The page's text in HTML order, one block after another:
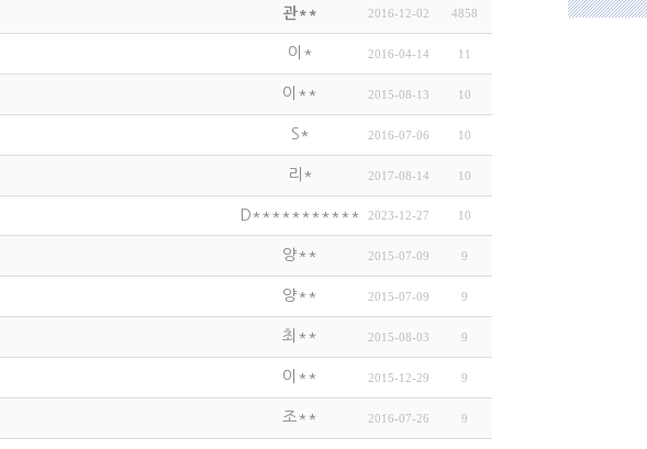
관** 2016-12-02 4858
이* 2016-04-14 11
이** 2015-08-13 10
S* 2016-07-06 10
리* 2017-08-14 10
D*********** 2023-12-27 10
양** 2015-07-09 9
양** 2015-07-09 9
최** 2015-08-03 9
이** 2015-12-29 9
조** 2016-07-26 9